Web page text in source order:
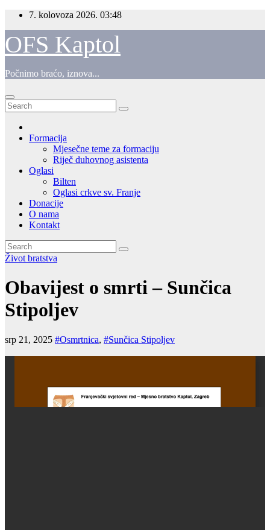
Skip
content
7. kolovoza 2026. 03:48
OFS Kaptol
Počnimo braćo, iznova...
Formacija
Mjesečne teme za formaciju
Riječ duhovnog asistenta
Oglasi
Bilten
Oglasi crkve sv. Franje
Donacije
O nama
Kontakt
Život bratstva
Obavijest o smrti – Sunčica
Stipoljev
srp 21, 2025 #Osmrtnica, #Sunčica Stipoljev